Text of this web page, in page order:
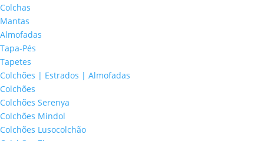
Colchas
Mantas
Almofadas
Tapa-Pés
Tapetes
Colchões | Estrados | Almofadas
Colchões
Colchões Serenya
Colchões Mindol
Colchões Lusocolchão